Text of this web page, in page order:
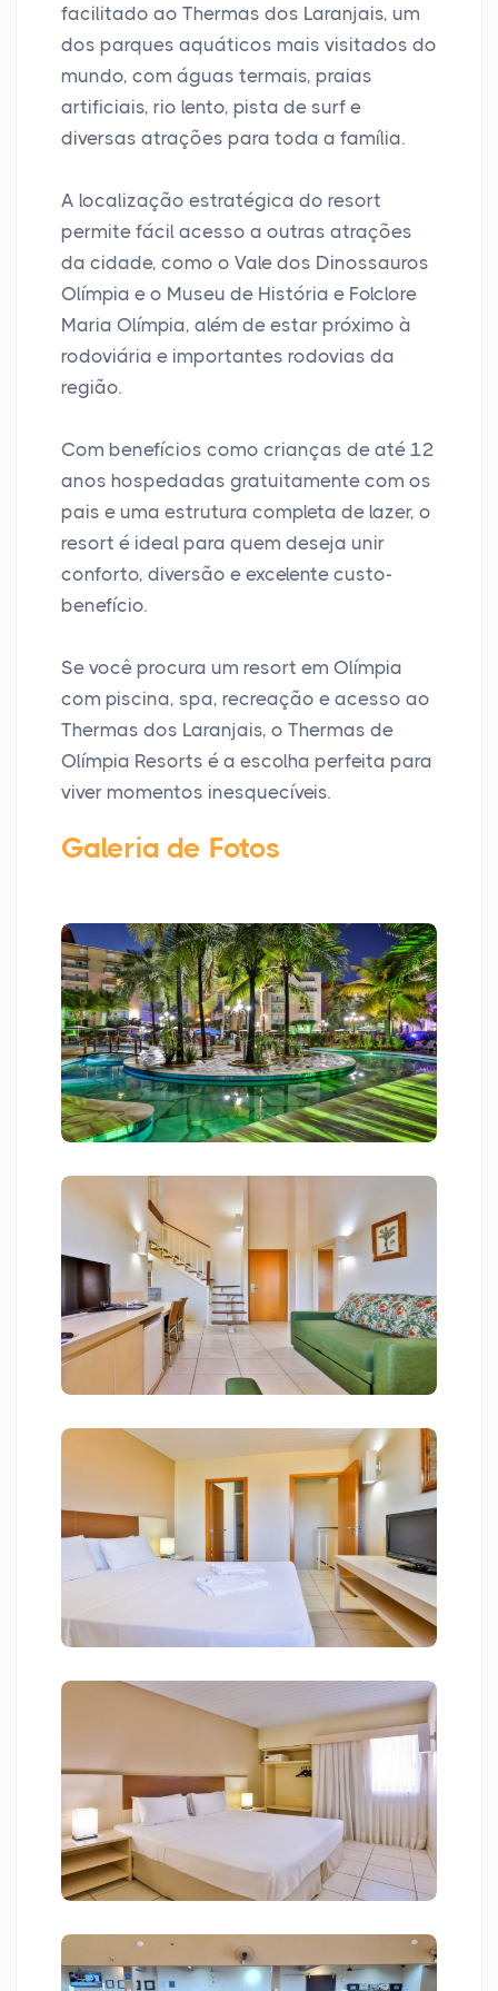
facilitado ao Thermas dos Laranjais, um
dos parques aquáticos mais visitados do
mundo, com águas termais, praias
artificiais, rio lento, pista de surf e
diversas atrações para toda a família.
A localização estratégica do resort
permite fácil acesso a outras atrações
da cidade, como o Vale dos Dinossauros
Olímpia e o Museu de História e Folclore
Maria Olímpia, além de estar próximo à
rodoviária e importantes rodovias da
região.
Com benefícios como crianças de até 12
anos hospedadas gratuitamente com os
pais e uma estrutura completa de lazer, o
resort é ideal para quem deseja unir
conforto, diversão e excelente custo-
benefício.
Se você procura um resort em Olímpia
com piscina, spa, recreação e acesso ao
Thermas dos Laranjais, o Thermas de
Olímpia Resorts é a escolha perfeita para
viver momentos inesquecíveis.
Galeria de Fotos